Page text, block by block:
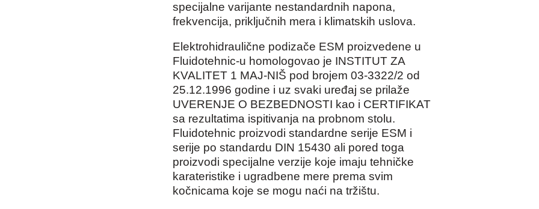
specijalne varijante nestandardnih napona,
frekvencija, priključnih mera i klimatskih uslova.
Elektrohidraulične podizače ESM proizvedene u
Fluidotehnic-u homologovao je INSTITUT ZA
KVALITET 1 MAJ-NIŠ pod brojem 03-3322/2 od
25.12.1996 godine i uz svaki uređaj se prilaže
UVERENJE O BEZBEDNOSTI kao i CERTIFIKAT
sa rezultatima ispitivanja na probnom stolu.
Fluidotehnic proizvodi standardne serije ESM i
serije po standardu DIN 15430 ali pored toga
proizvodi specijalne verzije koje imaju tehničke
karateristike i ugradbene mere prema svim
kočnicama koje se mogu naći na tržištu.